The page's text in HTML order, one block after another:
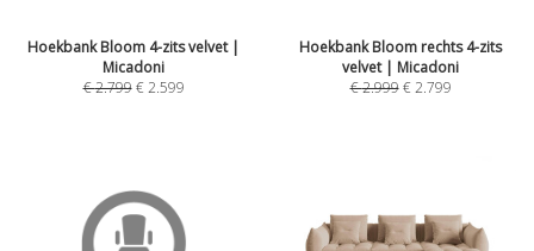
Hoekbank Bloom 4-zits velvet |
Micadoni
€2.799 €2.599
Hoekbank Bloom rechts 4-zits
velvet | Micadoni
€2.999 €2.799